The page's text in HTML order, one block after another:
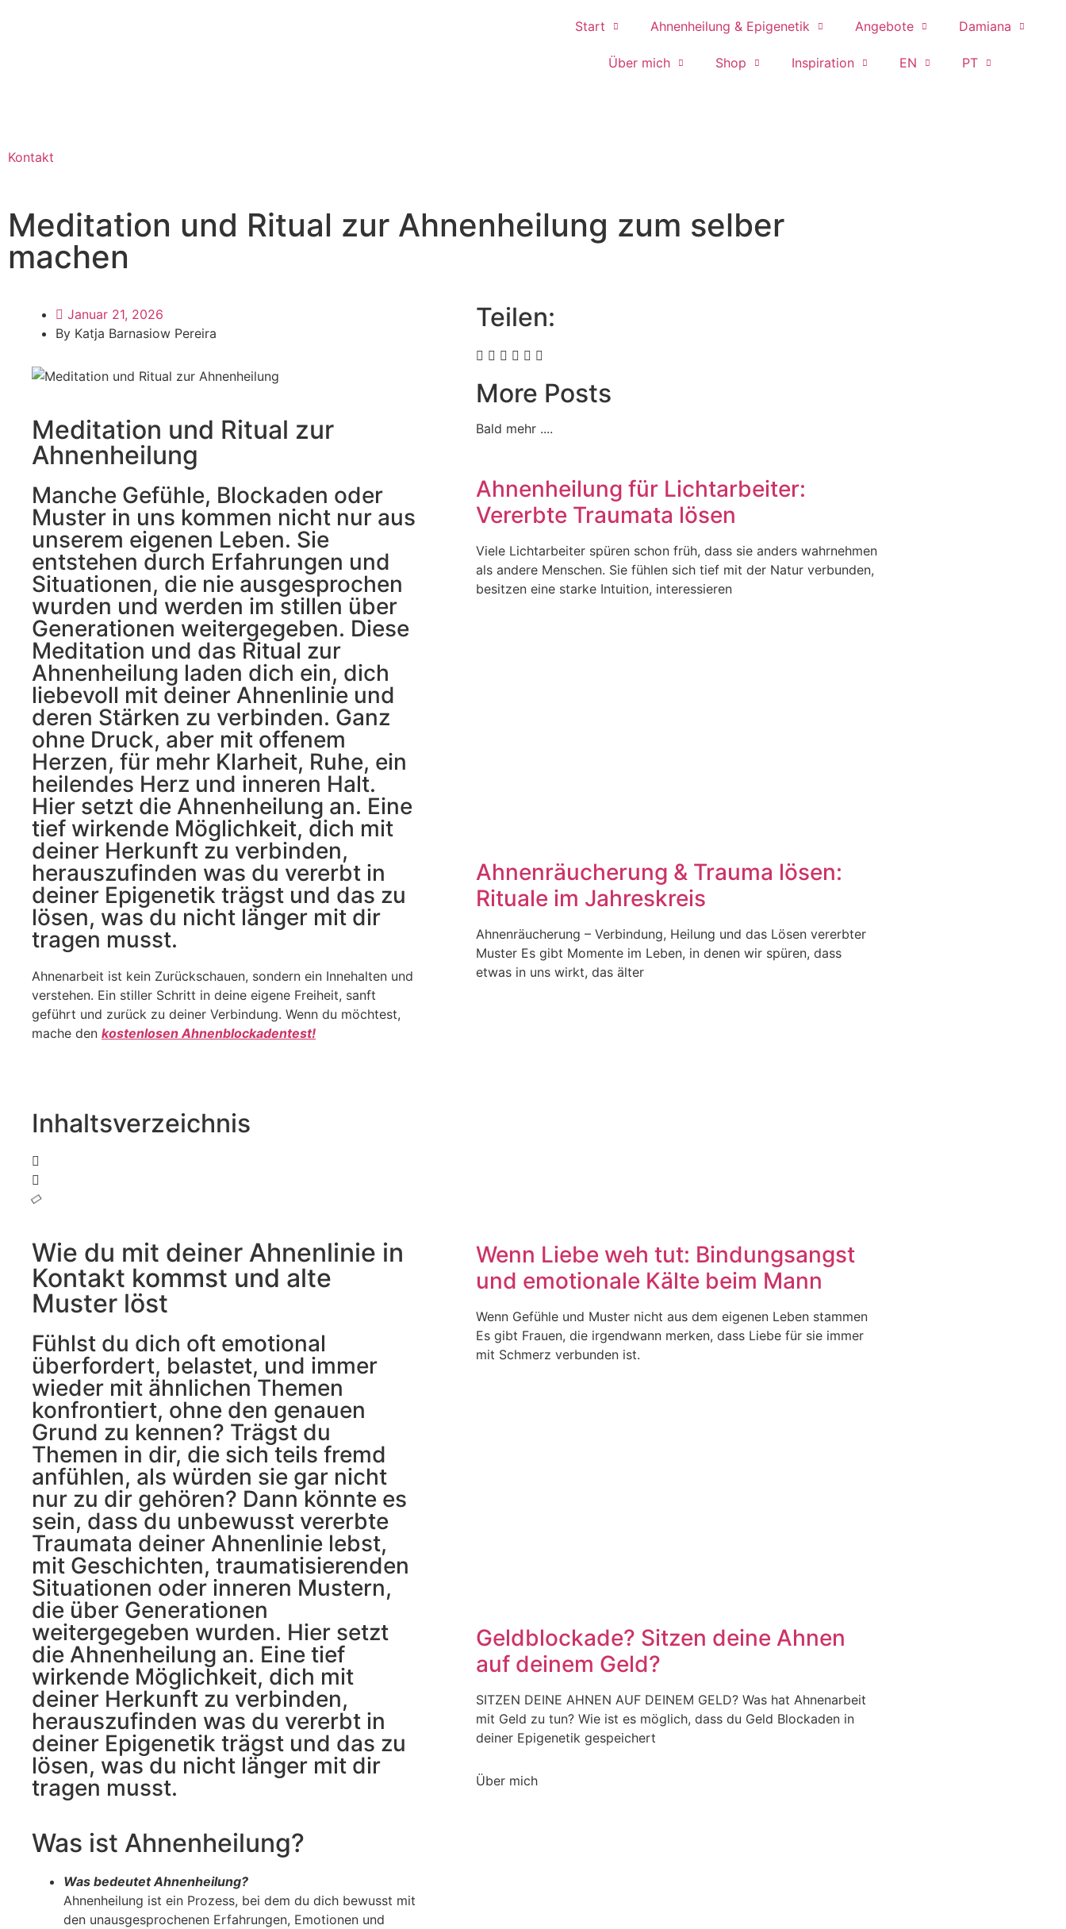
Kontakt
Start Ahnenheilung & Epigenetik Angebote Damiana
Über mich Shop Inspiration EN PT
Meditation und Ritual zur Ahnenheilung zum selber
machen
Januar 21, 2026
By Katja Barnasiow Pereira
Meditation und Ritual zur
Ahnenheilung
Manche Gefühle, Blockaden oder
Muster in uns kommen nicht nur aus
unserem eigenen Leben. Sie
entstehen durch Erfahrungen und
Situationen, die nie ausgesprochen
wurden und werden im stillen über
Generationen weitergegeben. Diese
Meditation und das Ritual zur
Ahnenheilung laden dich ein, dich
liebevoll mit deiner Ahnenlinie und
deren Stärken zu verbinden. Ganz
ohne Druck, aber mit offenem
Herzen, für mehr Klarheit, Ruhe, ein
heilendes Herz und inneren Halt.
Hier setzt die Ahnenheilung an. Eine
tief wirkende Möglichkeit, dich mit
deiner Herkunft zu verbinden,
herauszufinden was du vererbt in
deiner Epigenetik trägst und das zu
lösen, was du nicht länger mit dir
tragen musst.
Ahnenarbeit ist kein Zurückschauen, sondern ein Innehalten und
verstehen. Ein stiller Schritt in deine eigene Freiheit, sanft
geführt und zurück zu deiner Verbindung. Wenn du möchtest,
mache den kostenlosen Ahnenblockadentest!
Inhaltsverzeichnis
Wie du mit deiner Ahnenlinie in
Kontakt kommst und alte
Muster löst
Fühlst du dich oft emotional
überfordert, belastet, und immer
wieder mit ähnlichen Themen
konfrontiert, ohne den genauen
Grund zu kennen? Trägst du
Themen in dir, die sich teils fremd
anfühlen, als würden sie gar nicht
nur zu dir gehören? Dann könnte es
sein, dass du unbewusst vererbte
Traumata deiner Ahnenlinie lebst,
mit Geschichten, traumatisierenden
Situationen oder inneren Mustern,
die über Generationen
weitergegeben wurden. Hier setzt
die Ahnenheilung an. Eine tief
wirkende Möglichkeit, dich mit
deiner Herkunft zu verbinden,
herauszufinden was du vererbt in
deiner Epigenetik trägst und das zu
lösen, was du nicht länger mit dir
tragen musst.
Was ist Ahnenheilung?
Was bedeutet Ahnenheilung?
Ahnenheilung ist ein Prozess, bei dem du dich bewusst mit
den unausgesprochenen Erfahrungen, Emotionen und
Teilen:
More Posts
Bald mehr ....
Ahnenheilung für Lichtarbeiter:
Vererbte Traumata lösen
Viele Lichtarbeiter spüren schon früh, dass sie anders wahrnehmen
als andere Menschen. Sie fühlen sich tief mit der Natur verbunden,
besitzen eine starke Intuition, interessieren
Ahnenräucherung & Trauma lösen:
Rituale im Jahreskreis
Ahnenräucherung – Verbindung, Heilung und das Lösen vererbter
Muster Es gibt Momente im Leben, in denen wir spüren, dass
etwas in uns wirkt, das älter
Wenn Liebe weh tut: Bindungsangst
und emotionale Kälte beim Mann
Wenn Gefühle und Muster nicht aus dem eigenen Leben stammen
Es gibt Frauen, die irgendwann merken, dass Liebe für sie immer
mit Schmerz verbunden ist.
Geldblockade? Sitzen deine Ahnen
auf deinem Geld?
SITZEN DEINE AHNEN AUF DEINEM GELD? Was hat Ahnenarbeit
mit Geld zu tun? Wie ist es möglich, dass du Geld Blockaden in
deiner Epigenetik gespeichert
Über mich